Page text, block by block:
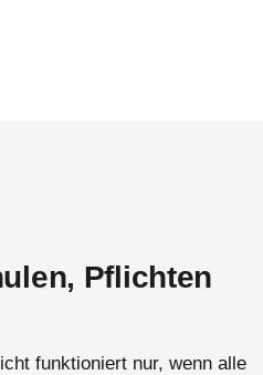
Pflichten
funktioniert nur, wenn alle